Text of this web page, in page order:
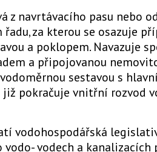
z navrtávacího pasu nebo
za kterou se osazuje
a poklopem. Navazuje
a připojovanou
sestavou s
již pokračuje vnitřní rozvod
vodohospodářská
vodo- vodech a kanalizacích